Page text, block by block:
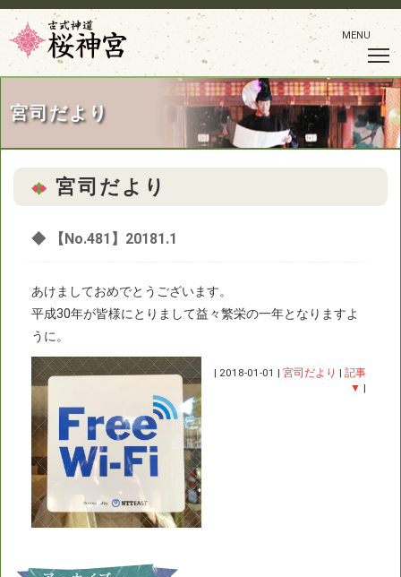
MENU
宮司だより
宮司だより
◆ 【No.481】20181.1
あけましておめでとうございます。
平成30年が皆様にとりまして益々繁栄の一年となりますよ
うに。
| 2018-01-01 |宮司だより |記事
▼ |